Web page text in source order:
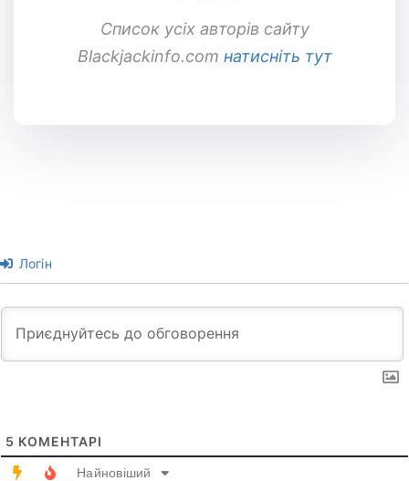
Список усіх авторів сайту
Blackjackinfo.com натисніть тут
Логін
5 КОМЕНТАРІ
Найновіший